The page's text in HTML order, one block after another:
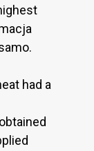
had a